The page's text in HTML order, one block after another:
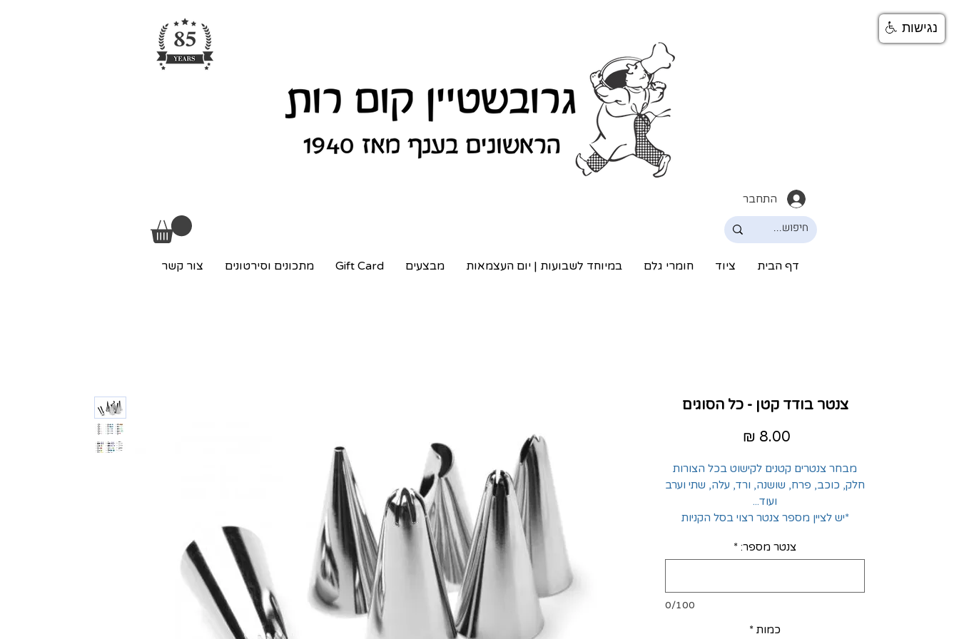
התחבר
דף הבית ציוד חומרי גלם במיוחד לשבועות | יום העצמאות מבצעים Gift Card מתכונים וסירטונים צור קשר
צנטר בודד קטן - כל הסוגים
מבחר צנטרים קטנים לקישוט בכל הצורות
ועוד...
*יש לציין מספר צנטר רצוי בסל הקניות
צנטר מספר: *
0/100
כמות *
נגישות